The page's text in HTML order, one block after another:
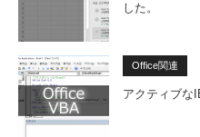
した。
Office関連
アクティブな